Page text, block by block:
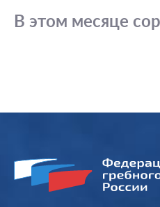
В этом месяце